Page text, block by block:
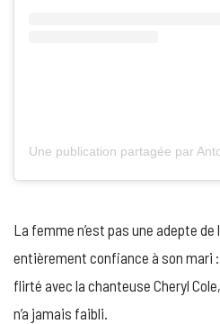
La femme n’est pas une adepte
entièrement confiance à son mari :
flirté avec la chanteuse Cheryl
n’a jamais faibli.